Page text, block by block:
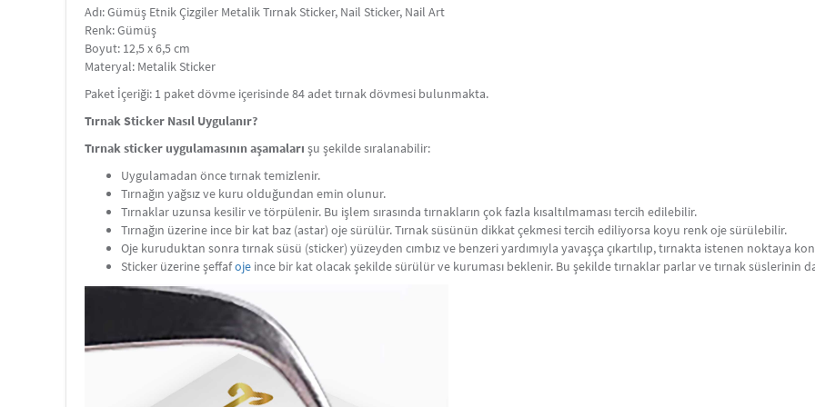
boncuklarla kaplama işlemine havyar
edilmesi gereken konu tırnağın
önce oje sürülür ve kuruması
bekledikten sonra boncukların üzerine
Adı: Gümüş Etnik Çizgiler Metalik Tırnak Sticker, Nail Sticker, Nail Art
Renk: Gümüş
Boyut: 12,5 x 6,5 cm
Materyal: Metalik Sticker
Paket İçeriği: 1 paket dövme içerisinde 84 adet tırnak dövmesi bulunmakta.
Tırnak Sticker Nasıl Uygulanır?
Tırnak sticker uygulamasının aşamaları şu şekilde sıralanabilir:
Uygulamadan önce tırnak temizlenir.
Tırnağın yağsız ve kuru olduğundan emin olunur.
Tırnaklar uzunsa kesilir ve törpülenir. Bu işlem sırasında tırnakların çok fazla kısaltılmaması tercih edilebilir.
Tırnağın üzerine ince bir kat baz (astar) oje sürülür. Tırnak süsünün dikkat çekmesi tercih ediliyorsa koyu renk oje sürülebilir.
Oje kuruduktan sonra tırnak süsü (sticker) yüzeyden cımbız ve benzeri yardımıyla yavaşça çıkartılıp, tırnakta istenen noktaya
Sticker üzerine şeffafoje ince bir kat olacak şekilde sürülür ve kuruması beklenir. Bu şekilde tırnaklar parlar ve tırnak süslerinin